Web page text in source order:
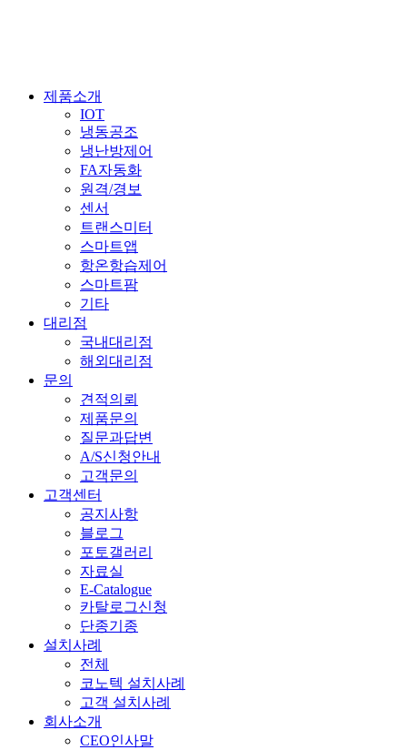
제품소개
IOT
냉동공조
냉난방제어
FA자동화
원격/경보
센서
트랜스미터
스마트앱
항온항습제어
스마트팜
기타
대리점
국내대리점
해외대리점
문의
견적의뢰
제품문의
질문과답변
A/S신청안내
고객문의
고객센터
공지사항
블로그
포토갤러리
자료실
E-Catalogue
카탈로그신청
단종기종
설치사례
전체
코노텍 설치사례
고객 설치사례
회사소개
CEO인사말